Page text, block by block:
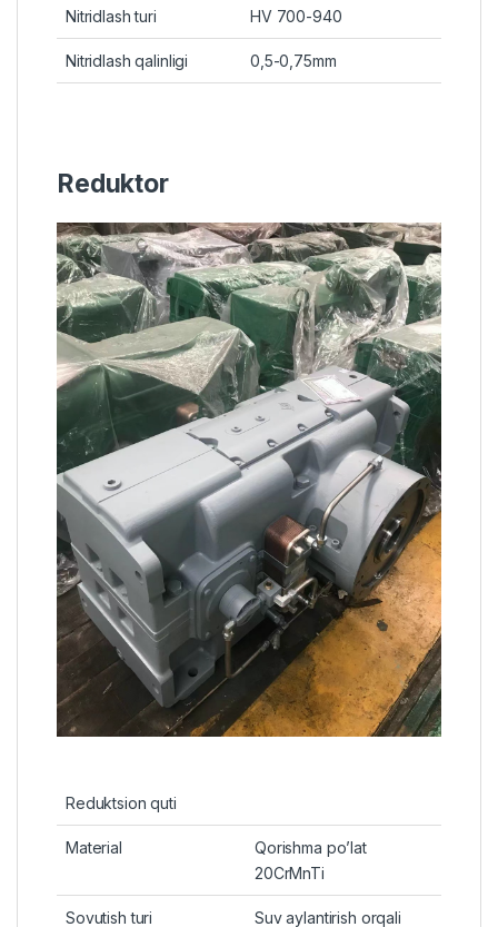
Nitridlash turi HV 700-940
Nitridlash qalinligi 0,5-0,75mm
Reduktor
Reduktsion quti
Material
Qorishma po’lat
20CrMnTi
Sovutish turi Suv aylantirish orqali